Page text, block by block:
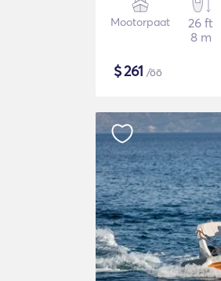
Mootorpaat
26 ft
8 m
$261 /öö